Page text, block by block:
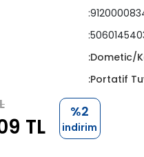
:Dometic/
:Portatif
TL
%2
indirim